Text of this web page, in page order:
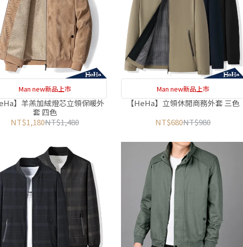
Man new新品上市
】羊羔加絨燈芯立領保暖外
套 四色
NT$1,180NT$1,480
Man new新品上市
【HeHa】立領休閒商務外套 三色
NT$680NT$980